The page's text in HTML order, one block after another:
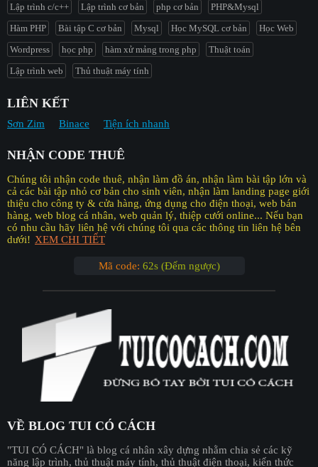
Lập trình c/c++ Lập trình cơ bản php cơ bản
PHP&Mysql
Hàm PHP
Bài tập C cơ bản Mysql Học MySQL cơ bản
Học Web
Wordpress
học php hàm xử mảng trong php
Thuật toán
Lập trình web
Thủ thuật máy tính
LIÊN KẾT
Sơn Zim Binace Tiện ích nhanh
NHẬN CODE THUÊ
Chúng tôi nhận code thuê, nhận làm đồ án, nhận làm bài tập lớn và
cả các bài tập nhỏ cơ bản cho sinh viên, nhận làm landing page giới
thiệu cho công ty & cửa hàng, ứng dụng cho điện thoại, web bán
hàng, web blog cá nhân, web quản lý, thiệp cưới online... Nếu bạn
có nhu cầu hãy liên hệ với chúng tôi qua các thông tin liên hệ bên
dưới! XEM CHI TIẾT
Mã code: 62s (Đếm ngược)
VỀ BLOG TUI CÓ CÁCH
"︎TUI CÓ CÁCH" là blog cá nhân xây dựng nhằm chia sẻ các kỹ
năng lập trình, thủ thuật máy tính, thủ thuật điện thoại, kiến thức